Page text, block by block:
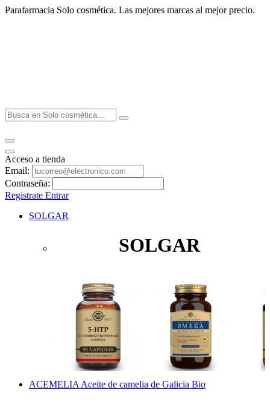
Parafarmacia Solo cosmética. Las mejores marcas al mejor precio.
Acceso a tienda
Email:
Contraseña:
Registrate Entrar
SOLGAR
SOLGAR
ACEMELIA Aceite de camelia de Galicia Bio